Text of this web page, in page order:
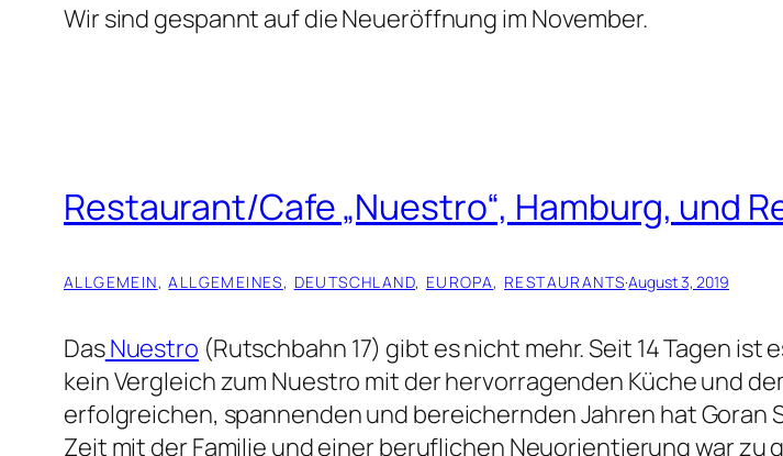
Wir sind gespannt auf die Neueröffnung im November.
Restaurant/Cafe „Nuestro“, Hamburg, und
ALLGEMEIN, ALLGEMEINES, DEUTSCHLAND, EUROPA, RESTAURANTS·August 3, 2019
DasNuestro (Rutschbahn 17) gibt es nicht mehr. Seit 14 Tagen ist
kein Vergleich zum Nuestro mit der hervorragenden Küche und
erfolgreichen, spannenden und bereichernden Jahren hat Goran
Zeit mit der Familie und einer beruflichen Neuorientierung war zu